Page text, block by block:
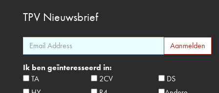
TPV Nieuwsbrief
Ik ben geïnteresseerd in:
TA
2CV
DS